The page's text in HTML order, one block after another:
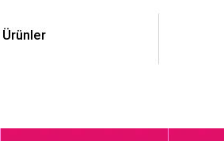
Ürünler